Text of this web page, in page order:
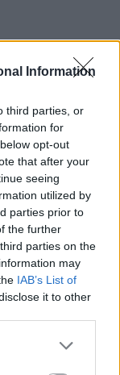
Information
third parties, or
for
opt-out
that after your
seeing
utilized by
parties prior to
the further
parties on the
may
IAB’s List of
it to other
ferme et leur